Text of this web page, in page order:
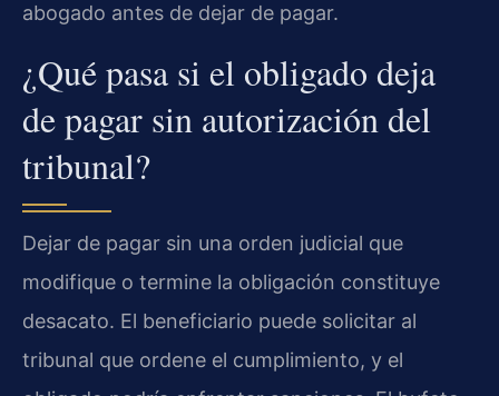
abogado antes de dejar de pagar.
¿Qué pasa si el obligado deja
de pagar sin autorización del
tribunal?
Dejar de pagar sin una orden judicial que
modifique o termine la obligación constituye
desacato. El beneficiario puede solicitar al
tribunal que ordene el cumplimiento, y el